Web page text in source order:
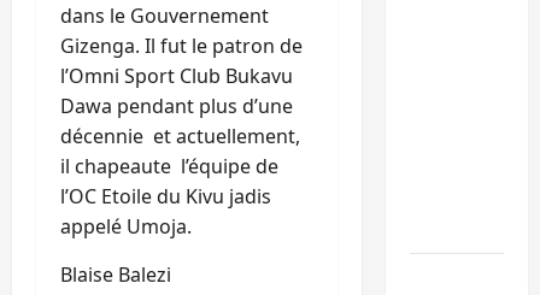
dans le Gouvernement
Gizenga. Il fut le patron de
l’Omni Sport Club Bukavu
Dawa pendant plus d’une
décennie et actuellement,
il chapeaute l’équipe de
l’OC Etoile du Kivu jadis
appelé Umoja.
Blaise Balezi